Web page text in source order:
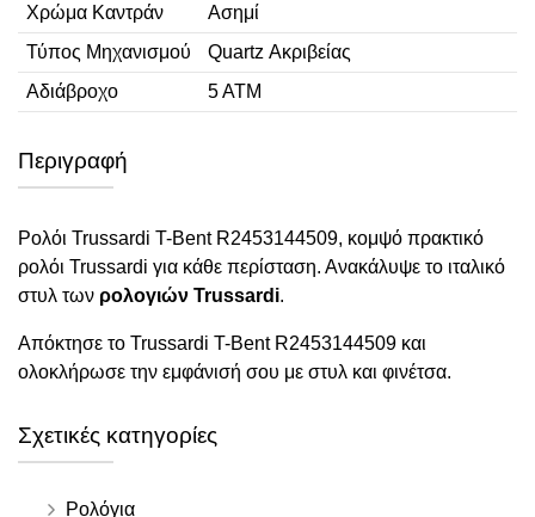
Χρώμα Καντράν
Ασημί
Τύπος Μηχανισμού
Quartz Ακριβείας
Αδιάβροχο
5 ΑΤΜ
Περιγραφή
Ρολόι Trussardi T-Bent R2453144509, κομψό πρακτικό
ρολόι Trussardi για κάθε περίσταση. Ανακάλυψε το ιταλικό
στυλ των ρολογιών Trussardi.
Απόκτησε το Trussardi T-Bent R2453144509 και
ολοκλήρωσε την εμφάνισή σου με στυλ και φινέτσα.
Σχετικές κατηγορίες
Ρολόγια